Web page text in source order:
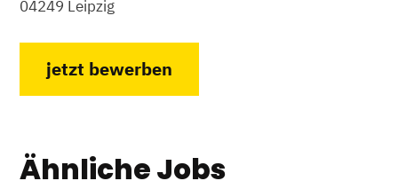
04249 Leipzig
jetzt bewerben
Ähnliche Jobs